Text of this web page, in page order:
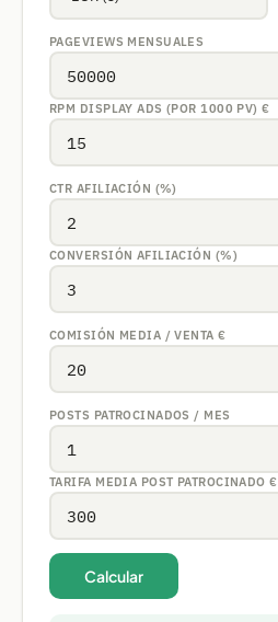
PAGEVIEWS MENSUALES
RPM DISPLAY ADS (POR 1000 PV)€
CTR AFILIACIÓN (%)
CONVERSIÓN AFILIACIÓN (%)
COMISIÓN MEDIA / VENTA€
POSTS PATROCINADOS / MES
TARIFA MEDIA POST PATROCINADO€
Calcular